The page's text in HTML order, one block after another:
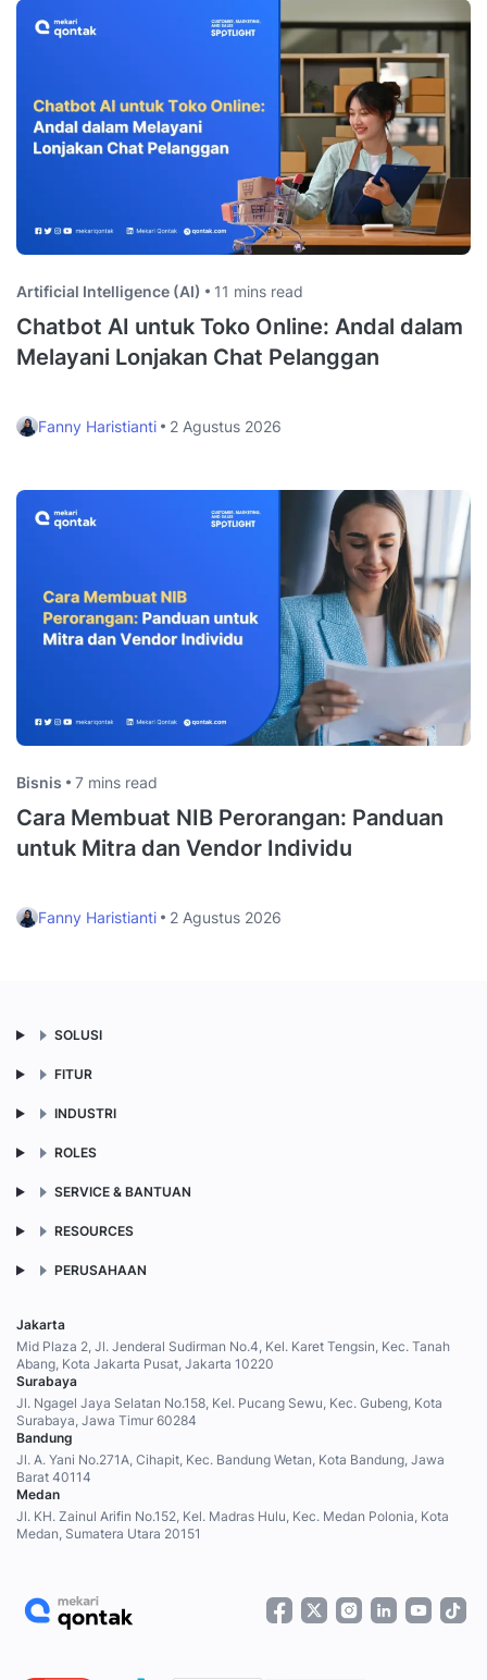
Artificial Intelligence (AI) 11 mins read
Chatbot AI untuk Toko Online: Andal dalam
Melayani Lonjakan Chat Pelanggan
Fanny Haristianti 2 Agustus 2026
Bisnis 7 mins read
Cara Membuat NIB Perorangan: Panduan
untuk Mitra dan Vendor Individu
Fanny Haristianti 2 Agustus 2026
SOLUSI
FITUR
INDUSTRI
ROLES
SERVICE & BANTUAN
RESOURCES
PERUSAHAAN
Jakarta
Mid Plaza 2, Jl. Jenderal Sudirman No.4, Kel. Karet Tengsin, Kec. Tanah
Abang, Kota Jakarta Pusat, Jakarta 10220
Surabaya
Jl. Ngagel Jaya Selatan No.158, Kel. Pucang Sewu, Kec. Gubeng, Kota
Surabaya, Jawa Timur 60284
Bandung
Jl. A. Yani No.271A, Cihapit, Kec. Bandung Wetan, Kota Bandung, Jawa
Barat 40114
Medan
Jl. KH. Zainul Arifin No.152, Kel. Madras Hulu, Kec. Medan Polonia, Kota
Medan, Sumatera Utara 20151